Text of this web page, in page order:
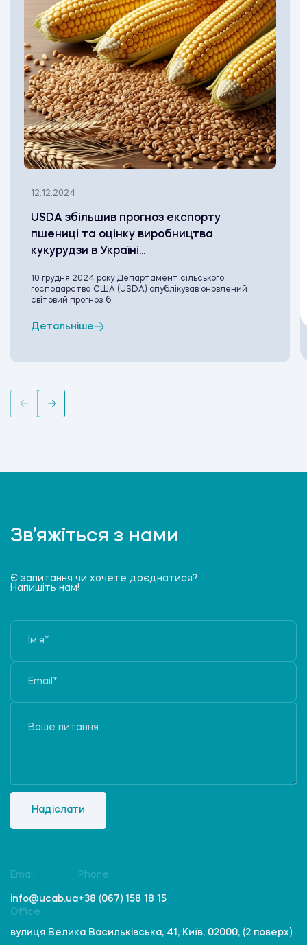
12.12.2024
USDA збільшив прогноз експорту
пшениці та оцінку виробництва
кукурудзи в Україні...
10 грудня 2024 року Департамент сільського
господарства США (USDA) опублікував оновлений
світовий прогноз б...
Детальніше
Зв’яжіться з нами
Є запитання чи хочете доєднатися?
Напишіть нам!
Надіслати
Email
info@ucab.ua
Phone
+38 (067) 158 18 15
Office
вулиця Велика Васильківська, 41, Київ, 02000, (2 поверх)